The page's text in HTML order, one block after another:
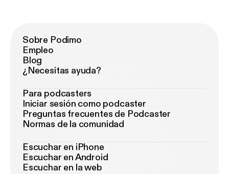
Sobre Podimo
Empleo
Blog
¿Necesitas ayuda?
Para podcasters
Iniciar sesión como podcaster
Preguntas frecuentes de Podcaster
Normas de la comunidad
Escuchar en iPhone
Escuchar en Android
Escuchar en la web